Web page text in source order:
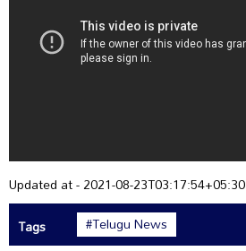
Updated at - 2021-08-23T03:17:54+05:30
Tags
#Telugu News